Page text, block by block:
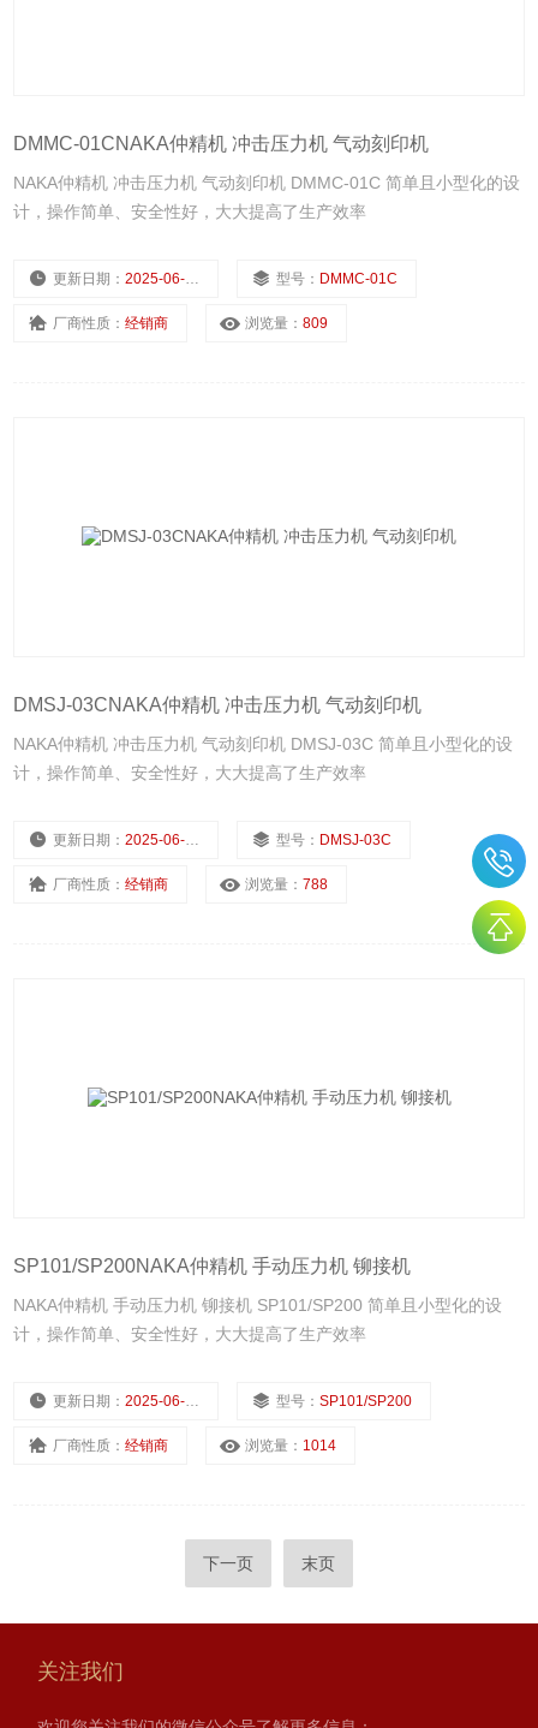
DMMC-01CNAKA仲精机 冲击压力机 气动刻印机
NAKA仲精机 冲击压力机 气动刻印机 DMMC-01C 简单且小型化的设
计，操作简单、安全性好，大大提高了生产效率
更新日期：2025-06-30 型号： DMMC-01C
厂商性质：经销商 浏览量：809
DMSJ-03CNAKA仲精机 冲击压力机 气动刻印机
NAKA仲精机 冲击压力机 气动刻印机 DMSJ-03C 简单且小型化的设
计，操作简单、安全性好，大大提高了生产效率
更新日期：2025-06-30 型号： DMSJ-03C
厂商性质：经销商 浏览量：788
SP101/SP200NAKA仲精机 手动压力机 铆接机
NAKA仲精机 手动压力机 铆接机 SP101/SP200 简单且小型化的设
计，操作简单、安全性好，大大提高了生产效率
更新日期：2025-06-30 型号：SP101/SP200
厂商性质：经销商 浏览量： 1014
下一页 末页
关注我们